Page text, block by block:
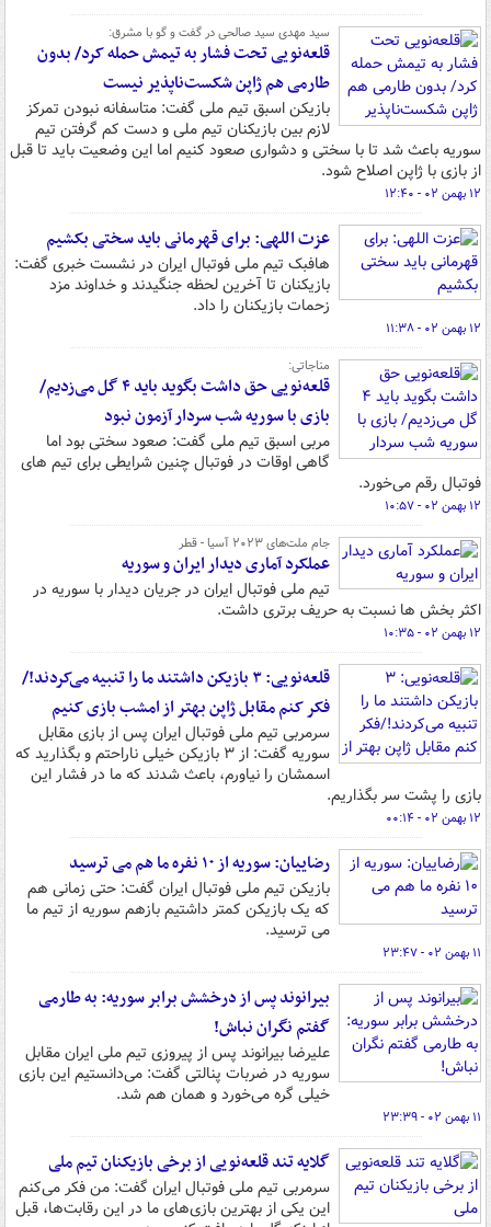
سید مهدی سید صالحی در گفت و گو با مشرق:
قلعه‌نویی تحت فشار به تیمش حمله کرد/ بدون
طارمی هم ژاپن شکست‌ناپذیر نیست
بازیکن اسبق تیم ملی گفت: متاسفانه نبودن تمرکز
لازم بین بازیکنان تیم ملی و دست کم گرفتن تیم
سوریه باعث شد تا با سختی و دشواری صعود کنیم اما این وضعیت باید تا قبل
از بازی با ژاپن اصلاح شود.
۱۲ بهمن ۰۲ - ۱۲:۴۰
عزت اللهی: برای قهرمانی باید سختی بکشیم
هافبک تیم ملی فوتبال ایران در نشست خبری گفت:
بازیکنان تا آخرین لحظه جنگیدند و خداوند مزد
زحمات بازیکنان را داد.
۱۲ بهمن ۰۲ - ۱۱:۳۸
مناجاتی:
قلعه‌نویی حق داشت بگوید باید ۴ گل می‌زدیم/
بازی با سوریه شب سردار آزمون نبود
مربی اسبق تیم ملی گفت: صعود سختی بود اما
گاهی اوقات در فوتبال چنین شرایطی برای تیم های
فوتبال رقم می‌خورد.
۱۲ بهمن ۰۲ - ۱۰:۵۷
جام ملت‌های ۲۰۲۳ آسیا - قطر
عملکرد آماری دیدار ایران و سوریه
تیم ملی فوتبال ایران در جریان دیدار با سوریه در
اکثر بخش ها نسبت به حریف برتری داشت.
۱۲ بهمن ۰۲ - ۱۰:۳۵
قلعه‌نویی: ۳ بازیکن داشتند ما را تنبیه می‌کردند!/
فکر کنم مقابل ژاپن بهتر از امشب بازی کنیم
سرمربی تیم ملی فوتبال ایران پس از بازی مقابل
سوریه گفت: از ۳ بازیکن خیلی ناراحتم و بگذارید که
اسمشان را نیاورم، باعث شدند که ما در فشار این
بازی را پشت سر بگذاریم.
۱۲ بهمن ۰۲ - ۰۰:۱۴
رضاییان: سوریه از ۱۰ نفره ما هم می ترسید
بازیکن تیم ملی فوتبال ایران گفت: حتی زمانی هم
که یک بازیکن کمتر داشتیم بازهم سوریه از تیم ما
می ترسید.
۱۱ بهمن ۰۲ - ۲۳:۴۷
بیرانوند پس از درخشش برابر سوریه: به طارمی
گفتم نگران نباش!
علیرضا بیرانوند پس از پیروزی تیم ملی ایران مقابل
سوریه در ضربات پنالتی گفت: می‌دانستیم این بازی
خیلی گره می‌خورد و همان هم شد.
۱۱ بهمن ۰۲ - ۲۳:۳۹
گلایه تند قلعه‌نویی از برخی بازیکنان تیم ملی
سرمربی تیم ملی فوتبال ایران گفت: من فکر می‌کنم
این یکی از بهترین بازی‌های ما در این رقابت‌ها، قبل